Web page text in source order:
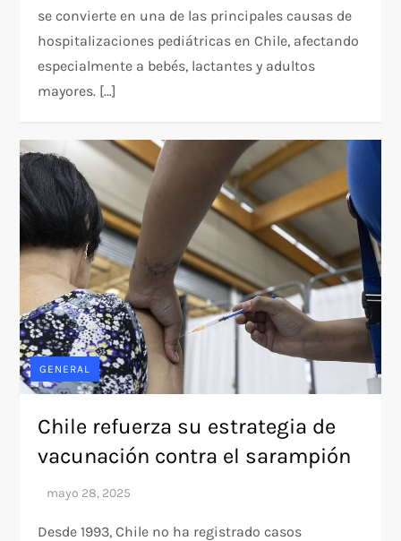
se convierte en una de las principales causas de
hospitalizaciones pediátricas en Chile, afectando
especialmente a bebés, lactantes y adultos
mayores. […]
GENERAL
Chile refuerza su estrategia de
vacunación contra el sarampión
Desde 1993, Chile no ha registrado casos